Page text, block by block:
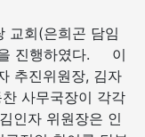
교회(은희곤 담임
진행하였다. 이
추진위원장, 김자
사무국장이 각각
인자 위원장은 인